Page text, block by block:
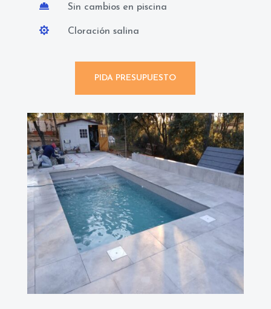
 Sin cambios en piscina
 Cloración salina
PIDA PRESUPUESTO